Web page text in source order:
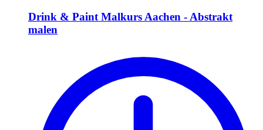
Drink & Paint Malkurs Aachen - Abstrakt
malen